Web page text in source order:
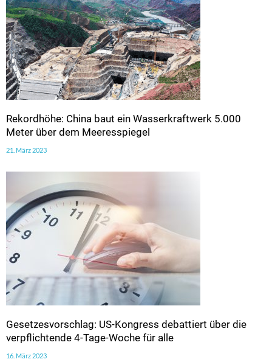
Rekordhöhe: China baut ein Wasserkraftwerk 5.000
Meter über dem Meeresspiegel
21. März 2023
Gesetzesvorschlag: US-Kongress debattiert über die
verpflichtende 4-Tage-Woche für alle
16. März 2023